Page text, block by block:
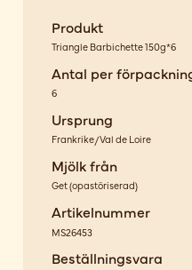
Produkt
Triangle Barbichette 150g*6
Antal per
6
Ursprung
Frankrike/Val de Loire
Mjölk från
Get(opastöriserad)
Artikelnummer
MS26453
Beställningsvara